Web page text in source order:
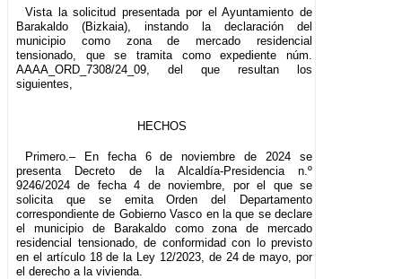
Vista la solicitud presentada por el Ayuntamiento de
Barakaldo (Bizkaia), instando la declaración del
municipio como zona de mercado residencial
tensionado, que se tramita como expediente núm.
AAAA_ORD_7308/24_09, del que resultan los
siguientes,
HECHOS
Primero.– En fecha 6 de noviembre de 2024 se
presenta Decreto de la Alcaldía-Presidencia n.º
9246/2024 de fecha 4 de noviembre, por el que se
solicita que se emita Orden del Departamento
correspondiente de Gobierno Vasco en la que se declare
el municipio de Barakaldo como zona de mercado
residencial tensionado, de conformidad con lo previsto
en el artículo 18 de la Ley 12/2023, de 24 de mayo, por
el derecho a la vivienda.